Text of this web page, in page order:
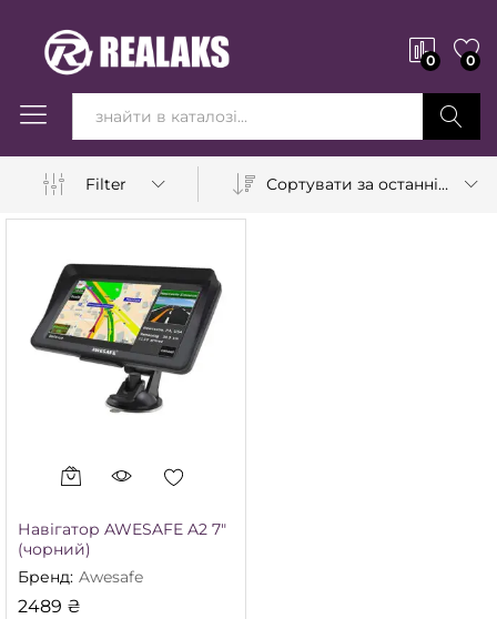
0 0
Вперед!
Filter
Сортувати за останніми
Навігатор AWESAFE A2 7″
(чорний)
Бренд: Awesafe
2489 ₴